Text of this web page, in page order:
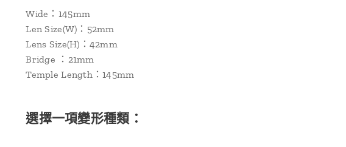
Wide：145mm
Len Size(W)：52mm
Lens Size(H)：42mm
Bridge ：21mm
Temple Length：145mm
選擇一項變形種類：